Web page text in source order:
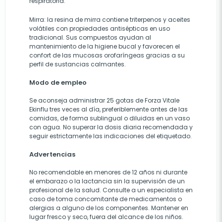
Mirra: la resina de mirra contiene triterpenos y aceites
volátiles con propiedades antisépticas en uso
tradicional. Sus compuestos ayudan al
mantenimiento de la higiene bucal y favorecen el
confort de las mucosas orofaríngeas gracias a su
perfil de sustancias calmantes.
Modo de empleo
Se aconseja administrar 25 gotas de Forza Vitale
Ekinflu tres veces al día, preferiblemente antes de las
comidas, de forma sublingual o diluidas en un vaso
con agua. No superar la dosis diaria recomendada y
seguir estrictamente las indicaciones del etiquetado.
Advertencias
No recomendable en menores de 12 años ni durante
el embarazo o la lactancia sin la supervisión de un
profesional de la salud. Consulte a un especialista en
caso de toma concomitante de medicamentos o
alergias a alguno de los componentes. Mantener en
lugar fresco y seco, fuera del alcance de los niños.